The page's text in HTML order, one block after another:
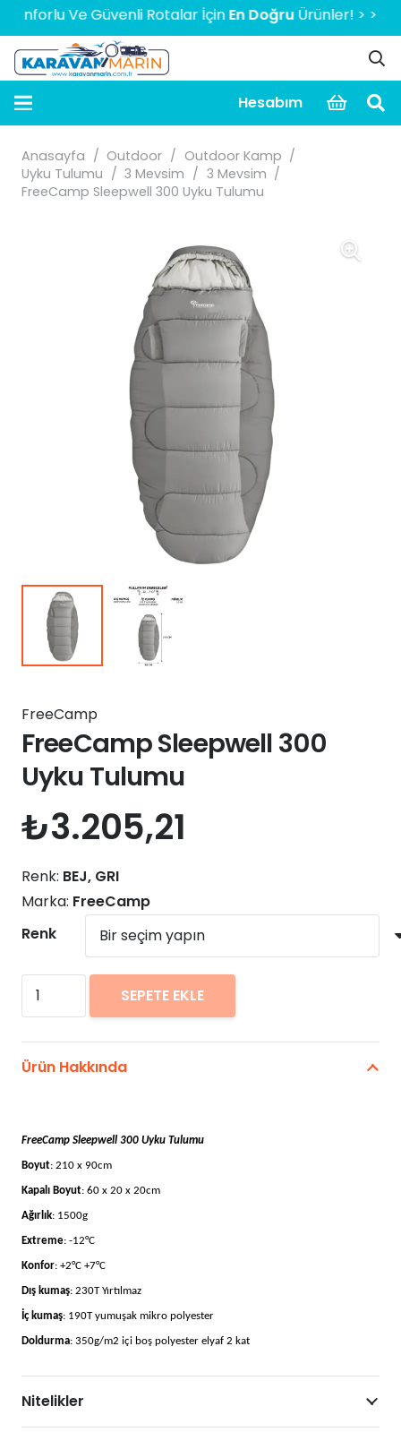
Ve Güvenli Rotalar İçinEn DoğruÜrünler! > > > > >
Hesabım
Anasayfa / Outdoor / Outdoor Kamp /
Uyku Tulumu / 3 Mevsim / 3 Mevsim /
FreeCamp Sleepwell 300 Uyku Tulumu
FreeCamp
FreeCamp Sleepwell 300
Uyku Tulumu
₺3.205,21
Renk: BEJ, GRI
Marka: FreeCamp
Renk
FreeCamp
Sleepwell
Uyku
SEPETE EKLE
Ürün Hakkında
FreeCamp Sleepwell 300 Uyku Tulumu
Boyut: 210 x 90cm
Kapalı Boyut: 60 x 20 x 20cm
Ağırlık: 1500g
Extreme: -12°C
Konfor: +2°C +7°C
Dış kumaş: 230T Yırtılmaz
İç kumaş: 190T yumuşak mikro polyester
Doldurma: 350g/m2 içi boş polyester elyaf 2 kat
Nitelikler